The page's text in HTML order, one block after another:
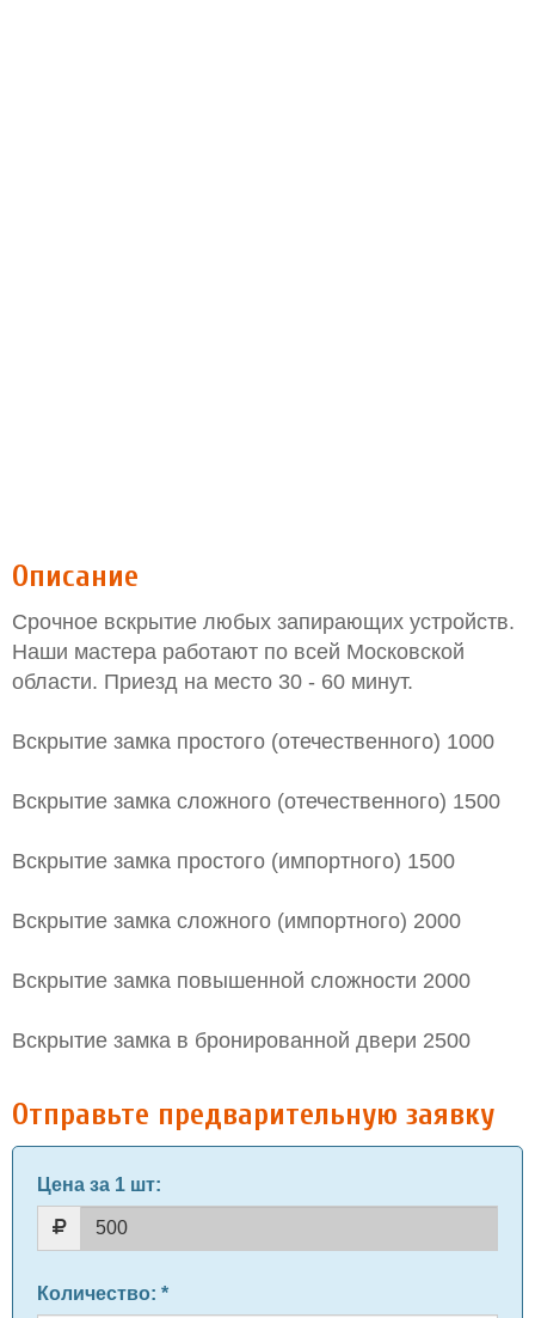
Описание
Срочное вскрытие любых запирающих устройств.
Наши мастера работают по всей Московской
области. Приезд на место 30 - 60 минут.
Вскрытие замка простого (отечественного) 1000
Вскрытие замка сложного (отечественного) 1500
Вскрытие замка простого (импортного) 1500
Вскрытие замка сложного (импортного) 2000
Вскрытие замка повышенной сложности 2000
Вскрытие замка в бронированной двери 2500
Отправьте предварительную заявку
Цена за 1 шт:
Количество: *